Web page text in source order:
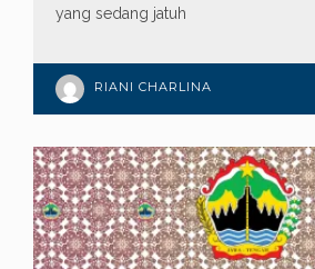
yang sedang jatuh
RIANI CHARLINA